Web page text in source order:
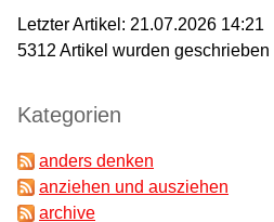
Letzter Artikel: 21.07.2026 14:21
5312 Artikel wurden geschrieben
Kategorien
anders denken
anziehen und ausziehen
archive